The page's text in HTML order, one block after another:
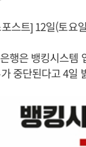
스트] 12일(토요
행은 뱅킹시스템
중단된다고 4일